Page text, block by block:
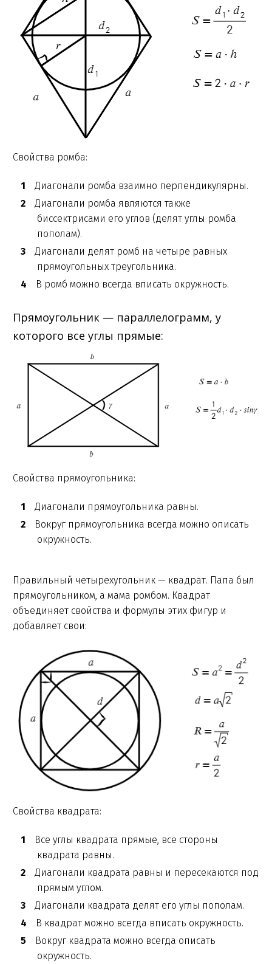
Свойства ромба:
Диагонали ромба взаимно перпендикулярны.
Диагонали ромба являются также
биссектрисами его углов (делят углы ромба
пополам).
Диагонали делят ромб на четыре равных
прямоугольных треугольника.
В ромб можно всегда вписать окружность.
Прямоугольник — параллелограмм, у
которого все углы прямые:
Свойства прямоугольника:
Диагонали прямоугольника равны.
Вокруг прямоугольника всегда можно описать
окружность.
Правильный четырехугольник — квадрат. Папа был
прямоугольником, а мама ромбом. Квадрат
объединяет свойства и формулы этих фигур и
добавляет свои:
Свойства квадрата:
Все углы квадрата прямые, все стороны
квадрата равны.
Диагонали квадрата равны и пересекаются под
прямым углом.
Диагонали квадрата делят его углы пополам.
В квадрат можно всегда вписать окружность.
Вокруг квадрата можно всегда описать
окружность.